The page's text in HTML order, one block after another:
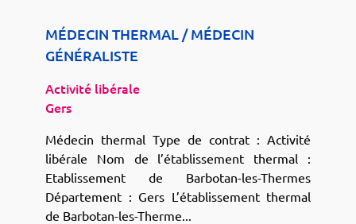
MÉDECIN THERMAL / MÉDECIN
GÉNÉRALISTE
Activité libérale
Gers
Médecin thermal Type de contrat : Activité
libérale Nom de l’établissement thermal :
Etablissement de Barbotan-les-Thermes
Département : Gers L’établissement thermal
de Barbotan-les-Therme...